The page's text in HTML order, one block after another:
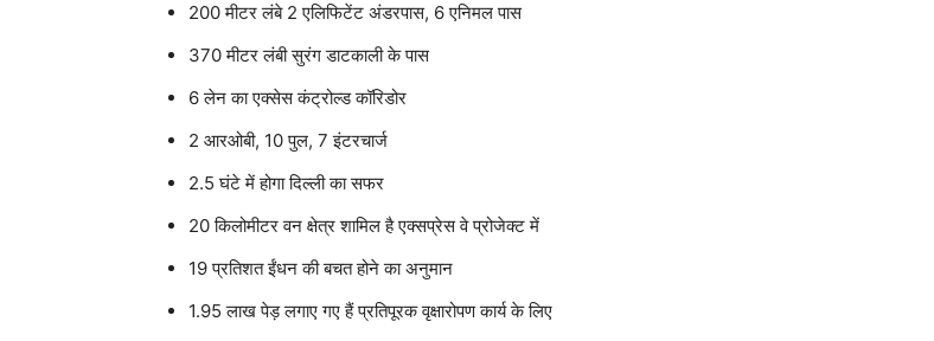
200 मीटर लंबे 2 एलिफिटेंट अंडरपास, 6 एनिमल पास
370 मीटर लंबी सुरंग डाटकाली के पास
6 लेन का एक्सेस कंट्रोल्ड कॉरिडोर
2 आरओबी, 10 पुल, 7 इंटरचार्ज
2.5 घंटे में होगा दिल्ली का सफर
20 किलोमीटर वन क्षेत्र शामिल है एक्सप्रेस वे प्रोजेक्ट में
19 प्रतिशत ईंधन की बचत होने का अनुमान
1.95 लाख पेड़ लगाए गए हैं प्रतिपूरक वृक्षारोपण कार्य के लिए